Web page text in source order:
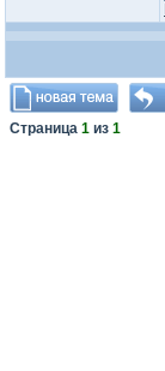
Страница 1 из 1